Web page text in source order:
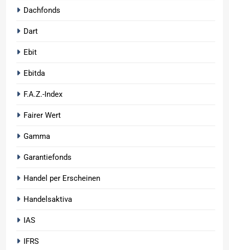
Dachfonds
Dart
Ebit
Ebitda
F.A.Z.-Index
Fairer Wert
Gamma
Garantiefonds
Handel per Erscheinen
Handelsaktiva
IAS
IFRS